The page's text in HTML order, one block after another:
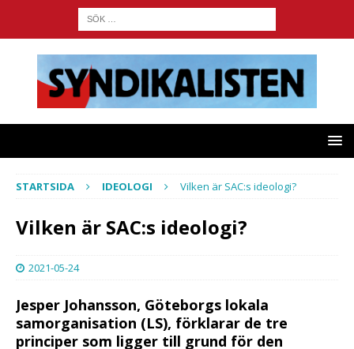
STARTSIDA IDEOLOGI Vilken är SAC:s ideologi?
Vilken är SAC:s ideologi?
2021-05-24
Jesper Johansson, Göteborgs lokala
samorganisation (LS), förklarar de tre
principer som ligger till grund för den